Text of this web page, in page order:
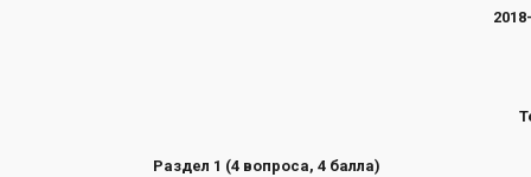
Раздел 1 (4 вопроса, 4 балла)